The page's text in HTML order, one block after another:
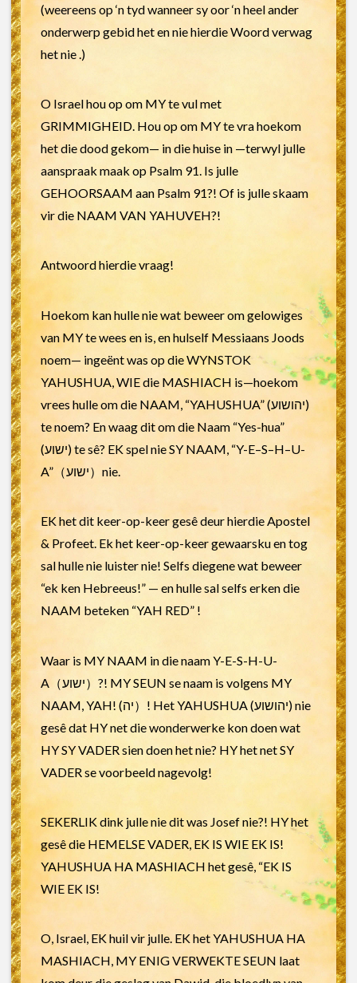
(weereens op ‘n tyd wanneer sy oor ‘n heel ander
onderwerp gebid het en nie hierdie Woord verwag
het nie .)
O Israel hou op om MY te vul met
GRIMMIGHEID. Hou op om MY te vra hoekom
het die dood gekom— in die huise in —terwyl julle
aanspraak maak op Psalm 91. Is julle
GEHOORSAAM aan Psalm 91?! Of is julle skaam
vir die NAAM VAN YAHUVEH?!
Antwoord hierdie vraag!
Hoekom kan hulle nie wat beweer om gelowiges
van MY te wees en is, en hulself Messiaans Joods
noem— ingeënt was op die WYNSTOK
YAHUSHUA, WIE die MASHIACH is—hoekom
vrees hulle om die NAAM, “YAHUSHUA” (יהושוע)
te noem? En waag dit om die Naam “Yes-hua”
(ישוע) te sê? EK spel nie SY NAAM, “Y-E–S–H–U-
A”（ישוע）nie.
EK het dit keer-op-keer gesê deur hierdie Apostel
& Profeet. Ek het keer-op-keer gewaarsku en tog
sal hulle nie luister nie! Selfs diegene wat beweer
“ek ken Hebreeus!” — en hulle sal selfs erken die
NAAM beteken “YAH RED” !
Waar is MY NAAM in die naam Y-E-S-H-U-
A（ישוע）?! MY SEUN se naam is volgens MY
NAAM, YAH! (יה）! Het YAHUSHUA (יהושוע) nie
gesê dat HY net die wonderwerke kon doen wat
HY SY VADER sien doen het nie? HY het net SY
VADER se voorbeeld nagevolg!
SEKERLIK dink julle nie dit was Josef nie?! HY het
gesê die HEMELSE VADER, EK IS WIE EK IS!
YAHUSHUA HA MASHIACH het gesê, “EK IS
WIE EK IS!
O, Israel, EK huil vir julle. EK het YAHUSHUA HA
MASHIACH, MY ENIG VERWEKTE SEUN laat